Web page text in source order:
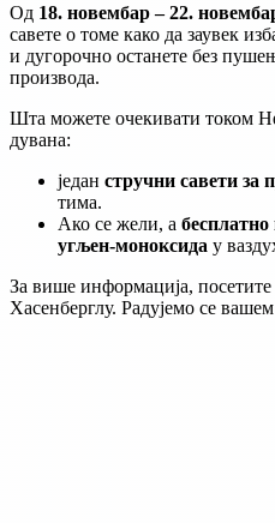
Од 18. новембар – 22.
савете о томе како да заувек
и дугорочно останете без
производа.
Шта можете очекивати током
дувана:
један стручни савети за
тима.
Ако се жели, а
угљен-моноксида у
За више информација,
Хасенберглу. Радујемо се